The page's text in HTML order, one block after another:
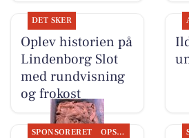
DET SKER
Oplev historien på
Lindenborg Slot
med rundvisning
og frokost
SPONSORERET OPSLAGSTAVLEN